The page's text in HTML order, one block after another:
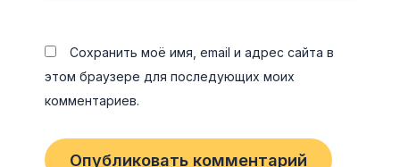
Сохранить моё имя, email и адрес сайта в
этом браузере для последующих моих
комментариев.